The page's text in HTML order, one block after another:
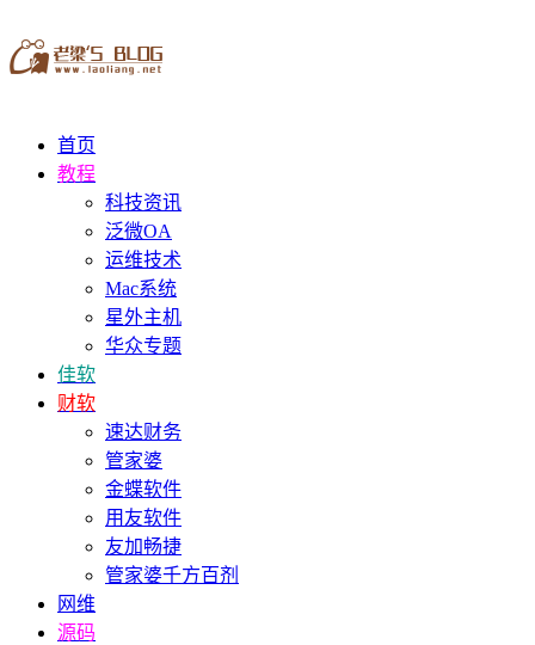
首页
教程
科技资讯
泛微OA
运维技术
Mac系统
星外主机
华众专题
佳软
财软
速达财务
管家婆
金蝶软件
用友软件
友加畅捷
管家婆千方百剂
网维
源码